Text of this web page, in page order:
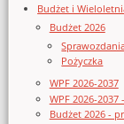
Budżet i
Budżet 2026
Pożyczka
WPF 2026-2037
WPF 2026-
Budżet 2026 -